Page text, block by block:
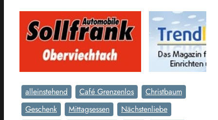
alleinstehend Café Grenzenlos
Christbaum
Geschenk
Mittagsessen
Nächstenliebe